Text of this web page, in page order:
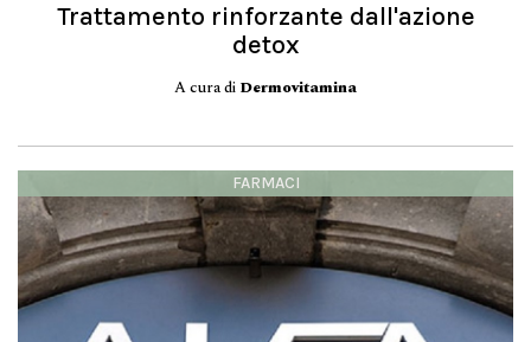
Trattamento rinforzante dall'azione
detox
A cura di Dermovitamina
FARMACI